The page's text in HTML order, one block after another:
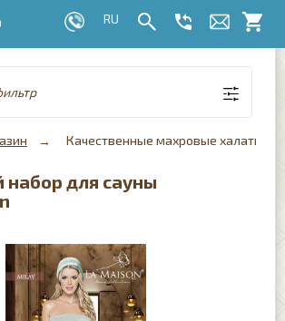
Качественные махровые халаты
для сауны